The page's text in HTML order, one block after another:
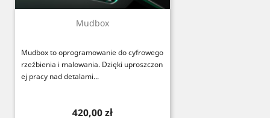
Mudbox
Mudbox to oprogramowanie do cyfrowego
rzeźbienia i malowania. Dzięki uproszczon
ej pracy nad detalami...
Cena
420,00 zł